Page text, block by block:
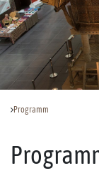
Programm